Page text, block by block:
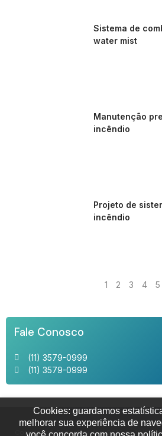
Sistema de
water mist
Manutenção
incêndio
Projeto de
incêndio
1 2 3 4 5
Fale Conosco
(11) 3579-0999
(11) 3579-0999
Copyright © Ecosafety. (Lei 9610 de 19/02/
Cookies: guardamos
melhorar sua experiência de